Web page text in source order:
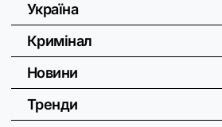
Україна
Кримінал
Новини
Тренди